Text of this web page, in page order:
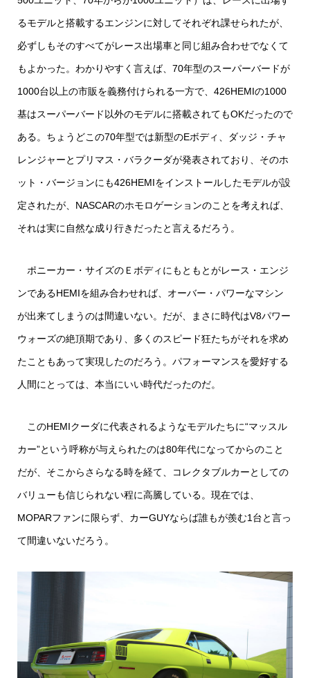
るモデルと搭載するエンジンに対してそれぞれ課せられたが、
必ずしもそのすべてがレース出場車と同じ組み合わせでなくて
もよかった。わかりやすく言えば、70年型のスーパーバードが
1000台以上の市販を義務付けられる一方で、426HEMIの1000
基はスーパーバード以外のモデルに搭載されてもOKだったので
ある。ちょうどこの70年型では新型のEボディ、ダッジ・チャ
レンジャーとプリマス・バラクーダが発表されており、そのホ
ット・バージョンにも426HEMIをインストールしたモデルが設
定されたが、NASCARのホモロゲーションのことを考えれば、
それは実に自然な成り行きだったと言えるだろう。
ポニーカー・サイズのＥボディにもともとがレース・エンジ
ンであるHEMIを組み合わせれば、オーバー・パワーなマシン
が出来てしまうのは間違いない。だが、まさに時代はV8パワー
ウォーズの絶頂期であり、多くのスピード狂たちがそれを求め
たこともあって実現したのだろう。パフォーマンスを愛好する
人間にとっては、本当にいい時代だったのだ。
このHEMIクーダに代表されるようなモデルたちに“マッスル
カー”という呼称が与えられたのは80年代になってからのこと
だが、そこからさらなる時を経て、コレクタブルカーとしての
バリューも信じられない程に高騰している。現在では、
MOPARファンに限らず、カーGUYならば誰もが羨む1台と言っ
て間違いないだろう。